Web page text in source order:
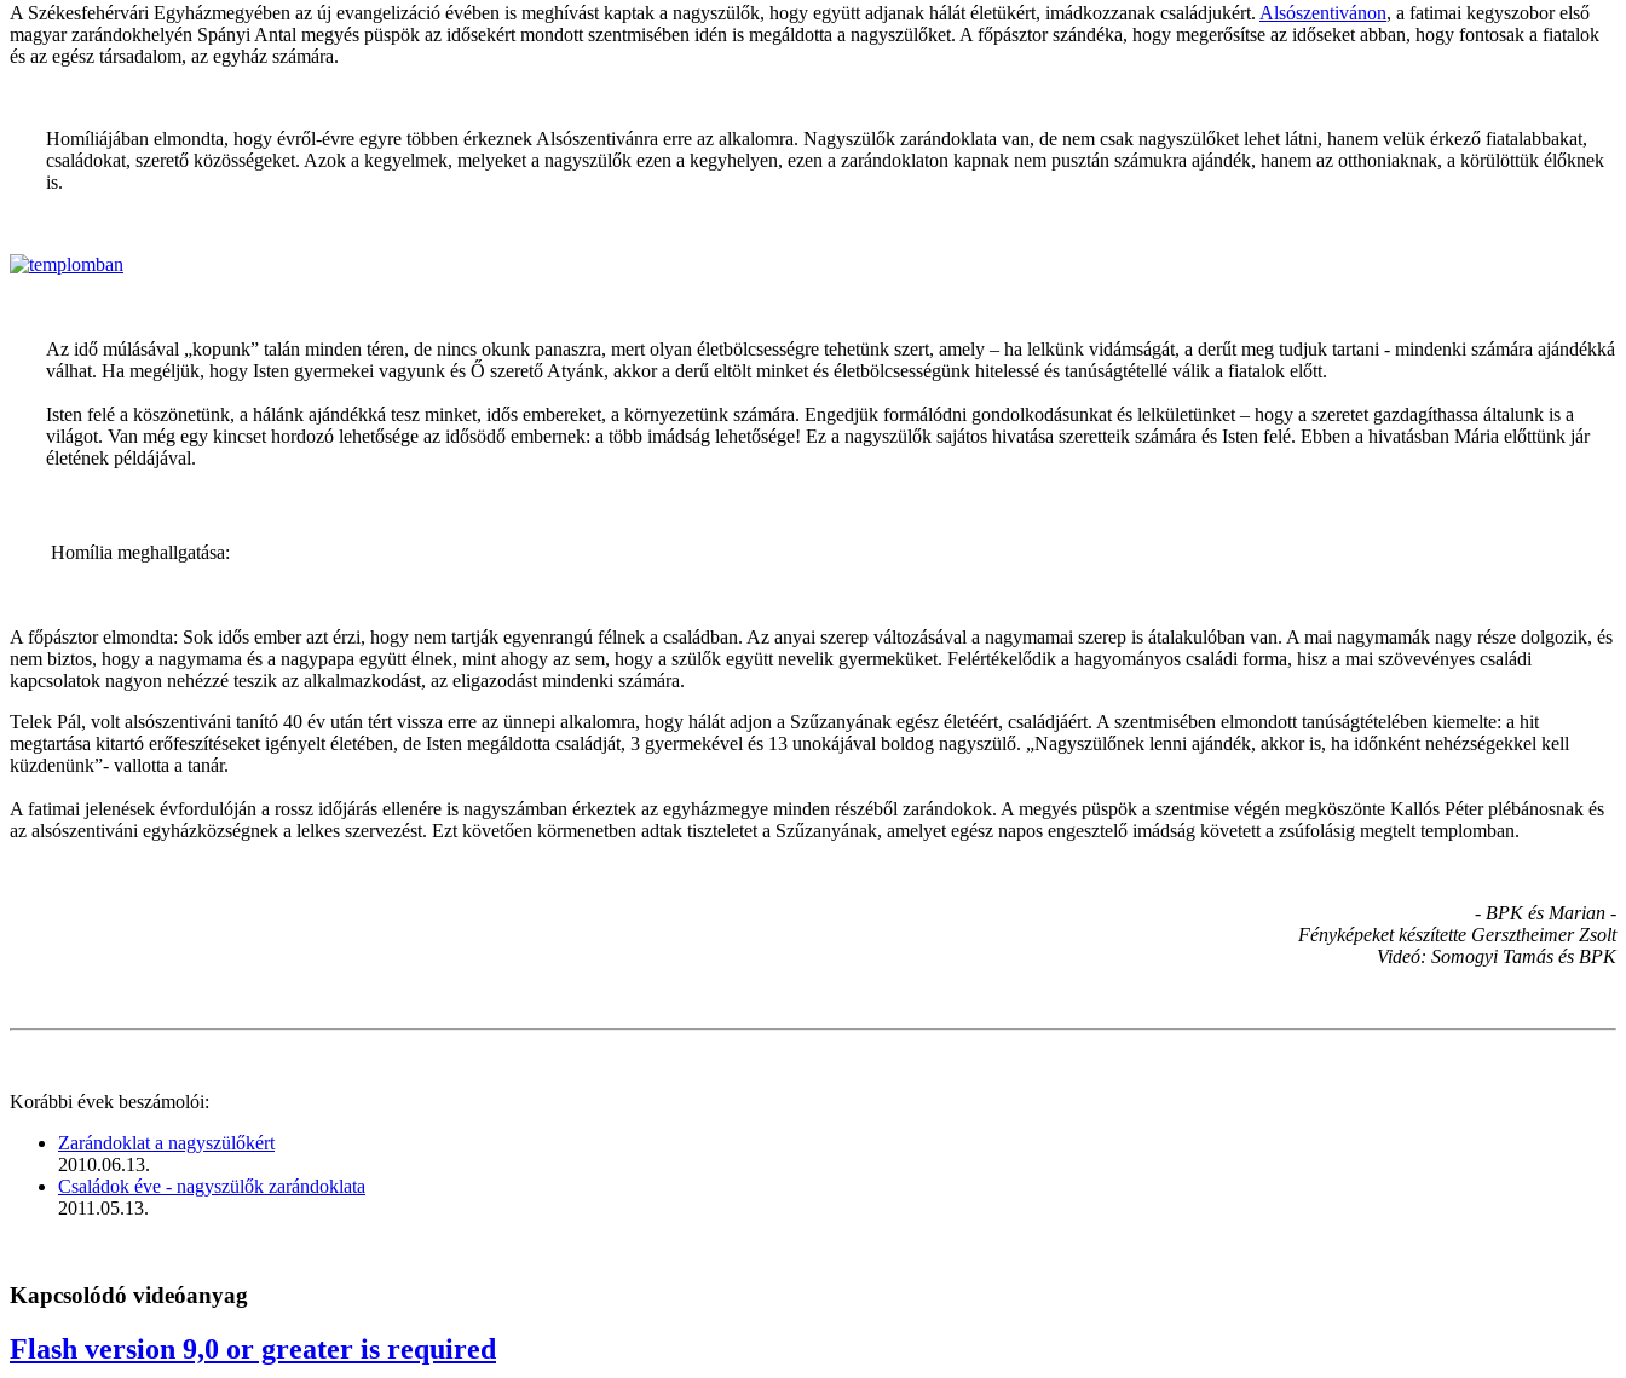
A Székesfehérvári Egyházmegyében az új evangelizáció évében is meghívást kaptak a nagyszülők, hogy együtt adjanak hálát életükért, imádkozzanak családjukért. Alsószentivánon, a fatimai kegyszobor első
magyar zarándokhelyén Spányi Antal megyés püspök az idősekért mondott szentmisében idén is megáldotta a nagyszülőket. A főpásztor szándéka, hogy megerősítse az időseket abban, hogy fontosak a fiatalok
és az egész társadalom, az egyház számára.
Homíliájában elmondta, hogy évről-évre egyre többen érkeznek Alsószentivánra erre az alkalomra. Nagyszülők zarándoklata van, de nem csak nagyszülőket lehet látni, hanem velük érkező fiatalabbakat,
családokat, szerető közösségeket. Azok a kegyelmek, melyeket a nagyszülők ezen a kegyhelyen, ezen a zarándoklaton kapnak nem pusztán számukra ajándék, hanem az otthoniaknak, a körülöttük élőknek
is.
Az idő múlásával „kopunk” talán minden téren, de nincs okunk panaszra, mert olyan életbölcsességre tehetünk szert, amely – ha lelkünk vidámságát, a derűt meg tudjuk tartani - mindenki számára ajándékká
válhat. Ha megéljük, hogy Isten gyermekei vagyunk és Ő szerető Atyánk, akkor a derű eltölt minket és életbölcsességünk hitelessé és tanúságtétellé válik a fiatalok előtt.
Isten felé a köszönetünk, a hálánk ajándékká tesz minket, idős embereket, a környezetünk számára. Engedjük formálódni gondolkodásunkat és lelkületünket – hogy a szeretet gazdagíthassa általunk is a
világot. Van még egy kincset hordozó lehetősége az idősödő embernek: a több imádság lehetősége! Ez a nagyszülők sajátos hivatása szeretteik számára és Isten felé. Ebben a hivatásban Mária előttünk jár
életének példájával.
Homília meghallgatása:
A főpásztor elmondta: Sok idős ember azt érzi, hogy nem tartják egyenrangú félnek a családban. Az anyai szerep változásával a nagymamai szerep is átalakulóban van. A mai nagymamák nagy része dolgozik, és
nem biztos, hogy a nagymama és a nagypapa együtt élnek, mint ahogy az sem, hogy a szülők együtt nevelik gyermeküket. Felértékelődik a hagyományos családi forma, hisz a mai szövevényes családi
kapcsolatok nagyon nehézzé teszik az alkalmazkodást, az eligazodást mindenki számára.
Telek Pál, volt alsószentiváni tanító 40 év után tért vissza erre az ünnepi alkalomra, hogy hálát adjon a Szűzanyának egész életéért, családjáért. A szentmisében elmondott tanúságtételében kiemelte: a hit
megtartása kitartó erőfeszítéseket igényelt életében, de Isten megáldotta családját, 3 gyermekével és 13 unokájával boldog nagyszülő. „Nagyszülőnek lenni ajándék, akkor is, ha időnként nehézségekkel kell
küzdenünk”- vallotta a tanár.
A fatimai jelenések évfordulóján a rossz időjárás ellenére is nagyszámban érkeztek az egyházmegye minden részéből zarándokok. A megyés püspök a szentmise végén megköszönte Kallós Péter plébánosnak és
az alsószentiváni egyházközségnek a lelkes szervezést. Ezt követően körmenetben adtak tiszteletet a Szűzanyának, amelyet egész napos engesztelő imádság követett a zsúfolásig megtelt templomban.
- BPK és Marian -
Fényképeket készítette Gersztheimer Zsolt
Videó: Somogyi Tamás és BPK
Korábbi évek beszámolói:
Zarándoklat a nagyszülőkért
2010.06.13.
Családok éve - nagyszülők zarándoklata
2011.05.13.
Kapcsolódó videóanyag
Flash version 9,0 or greater is required